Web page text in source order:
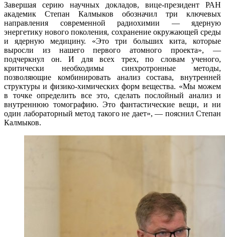
Завершая серию научных докладов, вице-президент РАН
академик Степан Калмыков обозначил три ключевых
направления современной радиохимии — ядерную
энергетику нового поколения, сохранение окружающей среды
и ядерную медицину. «Это три больших кита, которые
выросли из нашего первого атомного проекта», —
подчеркнул он. И для всех трех, по словам ученого,
критически необходимы синхротронные методы,
позволяющие комбинировать анализ состава, внутренней
структуры и физико-химических форм вещества. «Мы можем
в точке определить все это, сделать послойный анализ и
внутреннюю томографию. Это фантастические вещи, и ни
один лабораторный метод такого не дает», — пояснил Степан
Калмыков.